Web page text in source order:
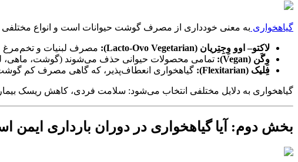
گیاهخواری به معنی خودداری از مصرف گوشت حیوانات است و انواع مختلفی
لاکتو– اوو وِجِتِریان (Lacto-Ovo Vegetarian):
مصرف لبنیات و
وِگَن (Vegan):
تمامی محصولات حیوانی حذف می‌شوند (گوشت، ماهی،
فِلیک (Flexitarian):
گیاهخواری انعطاف‌پذیر، که گاهی مصرف کم
گیاهخواری به دلایل مختلفی انتخاب می‌شود: سلامت فردی، کاهش ریسک
بخش دوم: آیا گیاهخواری در دوران بارداری ایمن